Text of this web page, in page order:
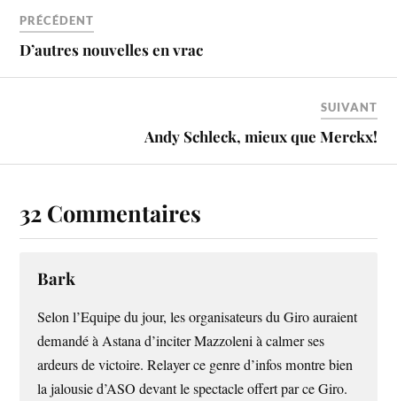
PRÉCÉDENT
D’autres nouvelles en vrac
SUIVANT
Andy Schleck, mieux que Merckx!
32 Commentaires
Bark
Selon l’Equipe du jour, les organisateurs du Giro auraient
demandé à Astana d’inciter Mazzoleni à calmer ses
ardeurs de victoire. Relayer ce genre d’infos montre bien
la jalousie d’ASO devant le spectacle offert par ce Giro.